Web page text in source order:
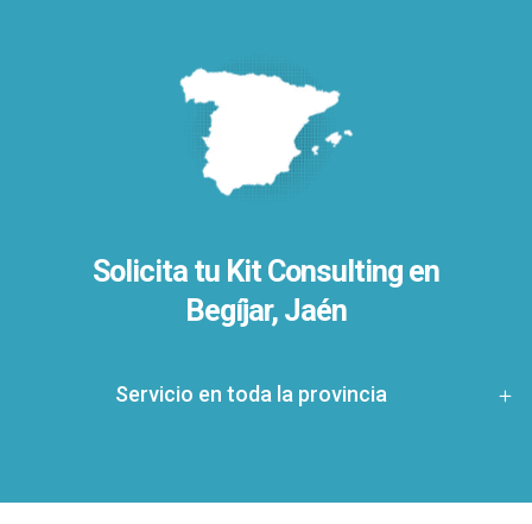
Solicita tu Kit Consulting en
Begíjar, Jaén
Servicio en toda la provincia